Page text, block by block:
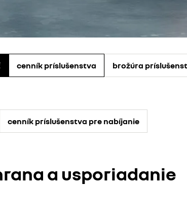
cenník príslušenstva​ brožúra
cenník príslušenstva pre nabíjanie
a usporiadanie